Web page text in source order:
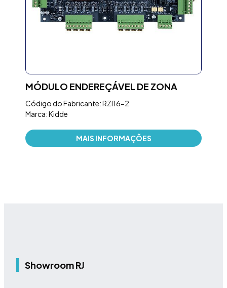
MÓDULO ENDEREÇÁVEL DE ZONA
Código do Fabricante: RZI16-2
Marca: Kidde
MAIS INFORMAÇÕES
Showroom RJ